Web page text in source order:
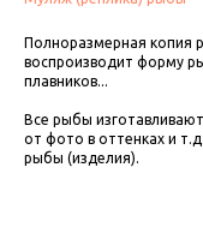
Полноразмерная копия
воспроизводит форму
плавников...
Все рыбы
от фото в оттенках и
рыбы (изделия).